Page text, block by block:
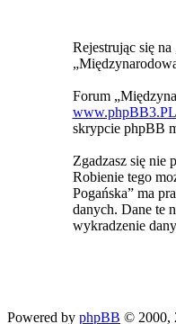
Rejestrując się
Forum
www.phpBB3.PL
skrypcie phpBB
Zgadzasz się nie
Robienie tego
Pogańska” ma
danych. Dane te
wykradzenie
Powered by phpBB © 2000,